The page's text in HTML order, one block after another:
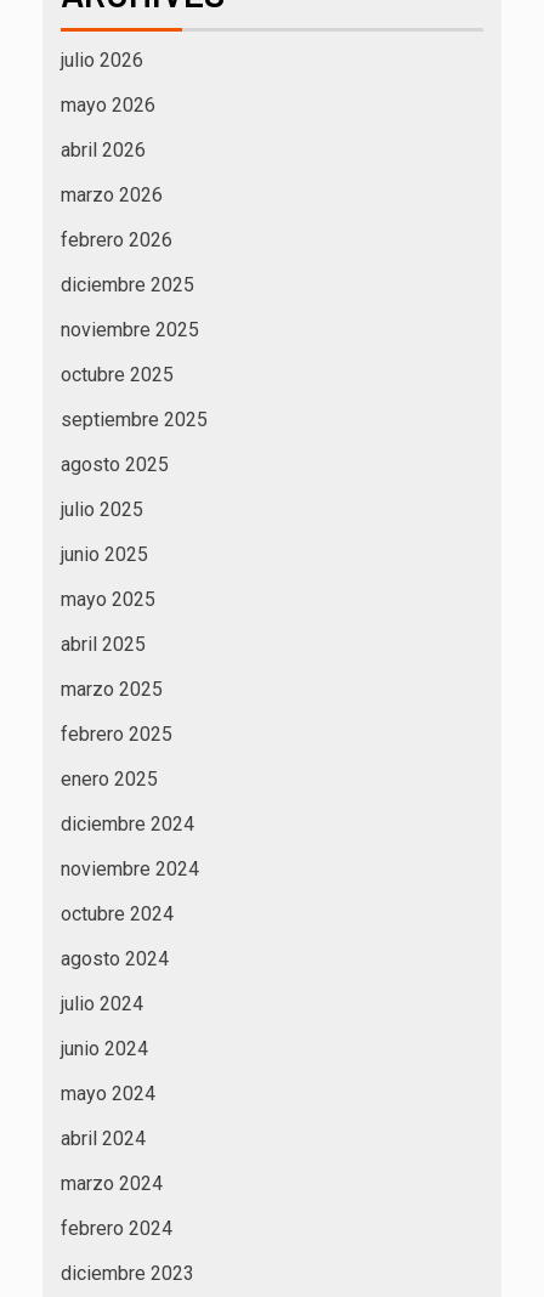
julio 2026
mayo 2026
abril 2026
marzo 2026
febrero 2026
diciembre 2025
noviembre 2025
octubre 2025
septiembre 2025
agosto 2025
julio 2025
junio 2025
mayo 2025
abril 2025
marzo 2025
febrero 2025
enero 2025
diciembre 2024
noviembre 2024
octubre 2024
agosto 2024
julio 2024
junio 2024
mayo 2024
abril 2024
marzo 2024
febrero 2024
diciembre 2023